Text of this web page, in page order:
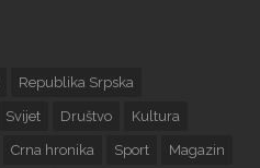
Republika Srpska
Svijet Društvo Kultura
Crna hronika Sport Magazin